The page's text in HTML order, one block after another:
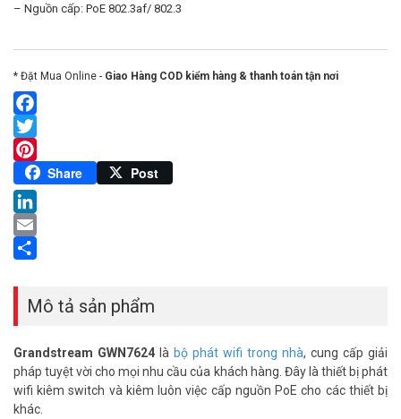
– Nguồn cấp: PoE 802.3af/ 802.3
* Đặt Mua Online - Giao Hàng COD kiểm hàng & thanh toán tận nơi
Facebook
Twitter
Pinterest
Share Post
LinkedIn
Email
Mô tả sản phẩm
Grandstream GWN7624 là bộ phát wifi trong nhà, cung cấp giải
pháp tuyệt vời cho mọi nhu cầu của khách hàng. Đây là thiết bị phát
wifi kiêm switch và kiêm luôn việc cấp nguồn PoE cho các thiết bị
khác.